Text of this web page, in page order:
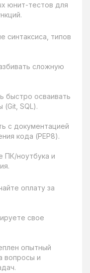
юнит-тестов для
синтаксиса, типов
сложную
быстро осваивать
(Git, SQL).
с документацией
кода (PEP8).
ПК/ноутбука и
оплату за
свое
опытный
вопросы и